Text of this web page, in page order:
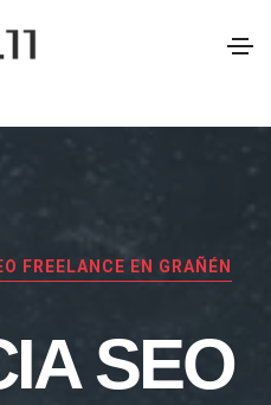
EN GRAÑÉN
SEO